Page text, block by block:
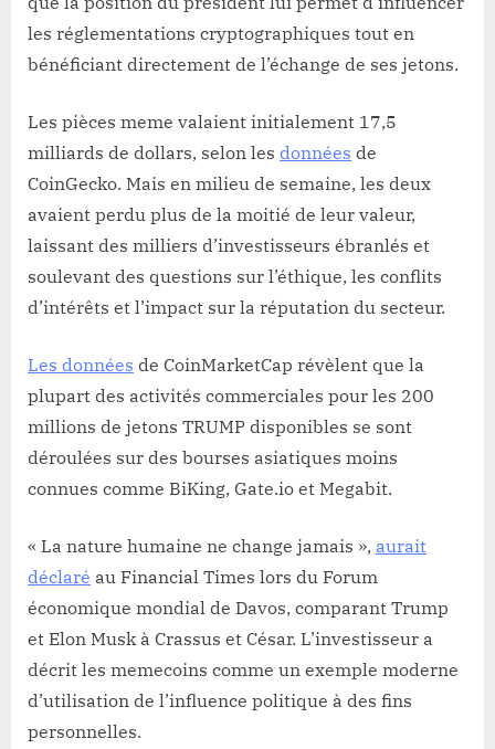
les réglementations cryptographiques tout en
bénéficiant directement de l’échange de ses jetons.
Les pièces meme valaient initialement 17,5
milliards de dollars, selon les données de
CoinGecko. Mais en milieu de semaine, les deux
avaient perdu plus de la moitié de leur valeur,
laissant des milliers d’investisseurs ébranlés et
soulevant des questions sur l’éthique, les conflits
d’intérêts et l’impact sur la réputation du secteur.
Les données de CoinMarketCap révèlent que la
plupart des activités commerciales pour les 200
millions de jetons TRUMP disponibles se sont
déroulées sur des bourses asiatiques moins
connues comme BiKing, Gate.io et Megabit.
« La nature humaine ne change jamais », aurait
déclaré au Financial Times lors du Forum
économique mondial de Davos, comparant Trump
et Elon Musk à Crassus et César. L’investisseur a
décrit les memecoins comme un exemple moderne
d’utilisation de l’influence politique à des fins
personnelles.